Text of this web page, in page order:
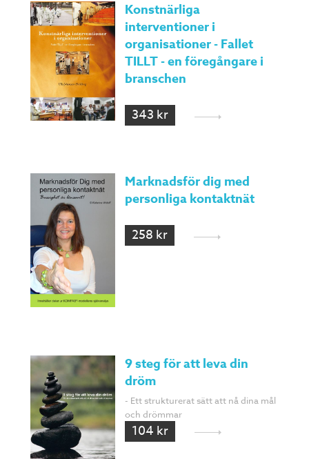
Konstnärliga
interventioner i
organisationer - Fallet
TILLT - en föregångare i
branschen
343 kr
Marknadsför dig med
personliga kontaktnät
258 kr
9 steg för att leva din
dröm
- Ett strukturerat sätt att nå dina mål
och drömmar
104 kr